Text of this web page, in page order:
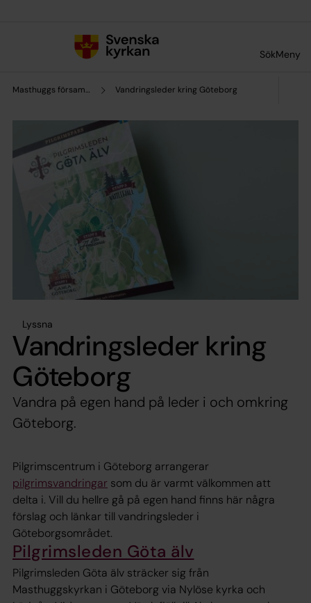
SökMeny
Masthuggs församling Vandringsleder kring Göteborg
Lyssna
Vandringsleder kring
Göteborg
Vandra på egen hand på leder i och omkring
Göteborg.
Pilgrimscentrum i Göteborg arrangerar
pilgrimsvandringar som du är varmt välkommen att
delta i. Vill du hellre gå på egen hand finns här några
förslag och länkar till vandringsleder i
Göteborgsområdet.
Pilgrimsleden Göta älv
Pilgrimsleden Göta älv sträcker sig från
Masthuggskyrkan i Göteborg via Nylöse kyrka och